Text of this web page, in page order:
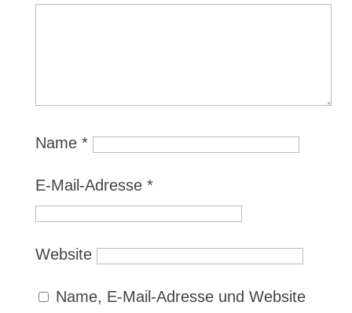
Name *
E-Mail-Adresse *
Website
Name, E-Mail-Adresse und Website